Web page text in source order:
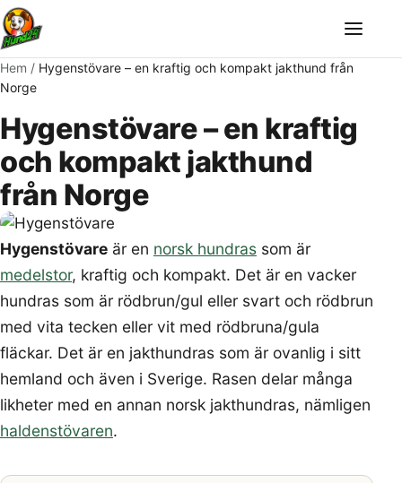
Meny
Hem / Hygenstövare – en kraftig och kompakt jakthund från
Norge
Hygenstövare – en kraftig
och kompakt jakthund
från Norge
Hygenstövare är en norsk hundras som är
medelstor, kraftig och kompakt. Det är en vacker
hundras som är rödbrun/gul eller svart och rödbrun
med vita tecken eller vit med rödbruna/gula
fläckar. Det är en jakthundras som är ovanlig i sitt
hemland och även i Sverige. Rasen delar många
likheter med en annan norsk jakthundras, nämligen
haldenstövaren.